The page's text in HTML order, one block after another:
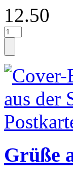
12.50
Grüße